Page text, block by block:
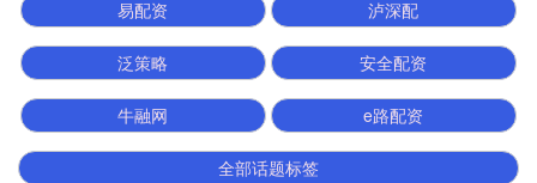
易配资 泸深配
泛策略 安全配资
牛融网 e路配资
全部话题标签